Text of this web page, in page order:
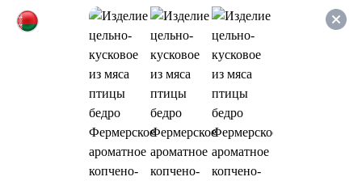
Оформляйте заказ НА
САМОВЫВОЗ и получайте
СКИДКУ 7%
Мытьё посуды
Все товары категории Для посудомоечных машин
Для посудомоечных машин